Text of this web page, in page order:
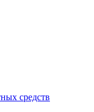
средств